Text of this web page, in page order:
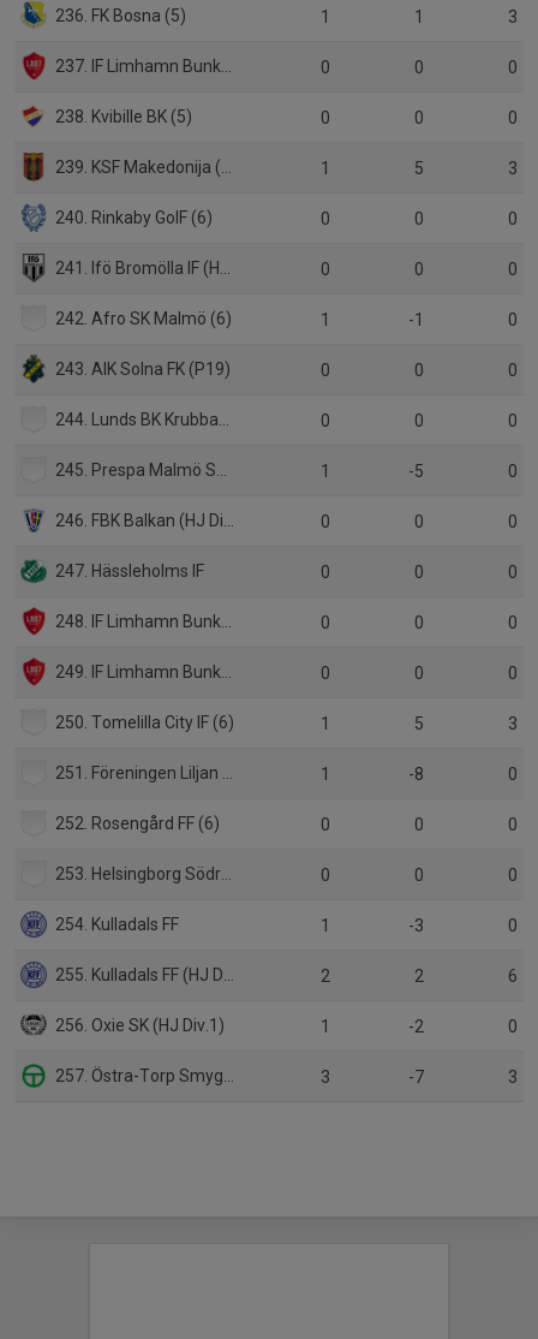
236. FK Bosna (5) 1 1 3
237. IF Limhamn Bunkeflo (P19 Div.1) 0 0 0
238. Kvibille BK (5) 0 0 0
239. KSF Makedonija (6) 1 5 3
240. Rinkaby GoIF (6) 0 0 0
241. Ifö Bromölla IF (HJ Div.1) 0 0 0
242. Afro SK Malmö (6) 1 -1 0
243. AIK Solna FK (P19) 0 0 0
244. Lunds BK Krubban (6) 0 0 0
245. Prespa Malmö SK (6) 1 -5 0
246. FBK Balkan (HJ Div.1) 0 0 0
247. Hässleholms IF 0 0 0
248. IF Limhamn Bunkeflo (div 3) 0 0 0
249. IF Limhamn Bunkeflo (P17 Div 1) 0 0 0
250. Tomelilla City IF (6) 1 5 3
251. Föreningen Liljan (6) 1 -8 0
252. Rosengård FF (6) 0 0 0
253. Helsingborg Södra IF (6) 0 0 0
254. Kulladals FF 1 -3 0
255. Kulladals FF (HJ Div.1) 2 2 6
256. Oxie SK (HJ Div.1) 1 -2 0
257. Östra-Torp Smygehuk FF (6) 3 -7 3